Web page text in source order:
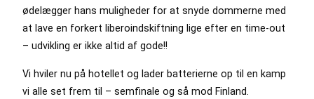
ødelægger hans muligheder for at snyde dommerne med
at lave en forkert liberoindskiftning lige efter en time-out
– udvikling er ikke altid af gode!!
Vi hviler nu på hotellet og lader batterierne op til en kamp
vi alle set frem til – semfinale og så mod Finland.